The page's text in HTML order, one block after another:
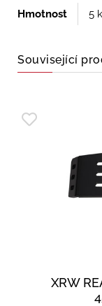
Hmotnost 5
Související
XRW